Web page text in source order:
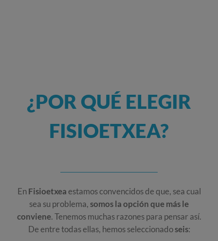
¿POR QUÉ ELEGIR
FISIOETXEA?
EnFisioetxeaestamos convencidos de que, sea cual
sea su problema,somos la opción que más le
conviene. Tenemos muchas razones para pensar así.
De entre todas ellas, hemos seleccionadoseis: